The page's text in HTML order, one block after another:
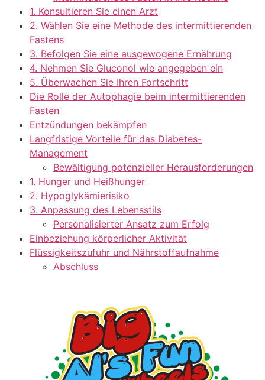
1. Konsultieren Sie einen Arzt
2. Wählen Sie eine Methode des intermittierenden
Fastens
3. Befolgen Sie eine ausgewogene Ernährung
4. Nehmen Sie Gluconol wie angegeben ein
5. Überwachen Sie Ihren Fortschritt
Die Rolle der Autophagie beim intermittierenden
Fasten
Entzündungen bekämpfen
Langfristige Vorteile für das Diabetes-
Management
Bewältigung potenzieller Herausforderungen
1. Hunger und Heißhunger
2. Hypoglykämierisiko
3. Anpassung des Lebensstils
Personalisierter Ansatz zum Erfolg
Einbeziehung körperlicher Aktivität
Flüssigkeitszufuhr und Nährstoffaufnahme
Abschluss